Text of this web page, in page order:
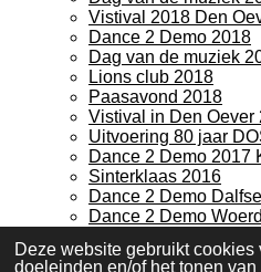
Deze website gebruikt cookies
doeleinden en/of het tonen
Vistival 2018 Den
Dance 2 Demo 2018
Dag van de muziek
Lions club 2018
Paasavond 2018
Vistival in Den Oever
Uitvoering 80 jaar
Dance 2 Demo 2017
Sinterklaas 2016
Dance 2 Demo
Dance 2 Demo